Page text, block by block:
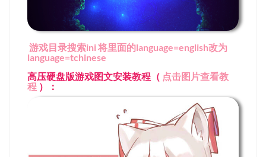
游戏目录搜索ini 将里面的language=english改为
language=tchinese
高压硬盘版游戏图文安装教程（ 点击图片查看教
程 ）：